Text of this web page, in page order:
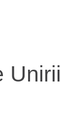
Unirii